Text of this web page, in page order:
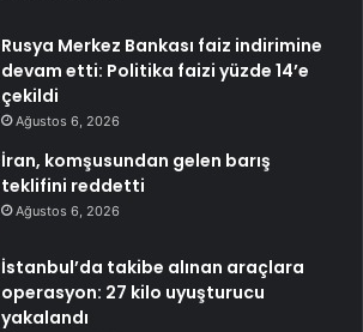
Rusya Merkez Bankası faiz indirimine
devam etti: Politika faizi yüzde 14’e
çekildi
Ağustos 6, 2026
İran, komşusundan gelen barış
teklifini reddetti
Ağustos 6, 2026
İstanbul’da takibe alınan araçlara
operasyon: 27 kilo uyuşturucu
yakalandı